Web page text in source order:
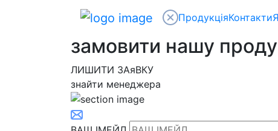
ПродукціяКонтакти
замовити нашу
ЛИШИТИ ЗАяВКУ
знайти менеджера